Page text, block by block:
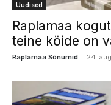
Uudised
Raplamaa
teine köide on
Raplamaa Sõnumid - 24.